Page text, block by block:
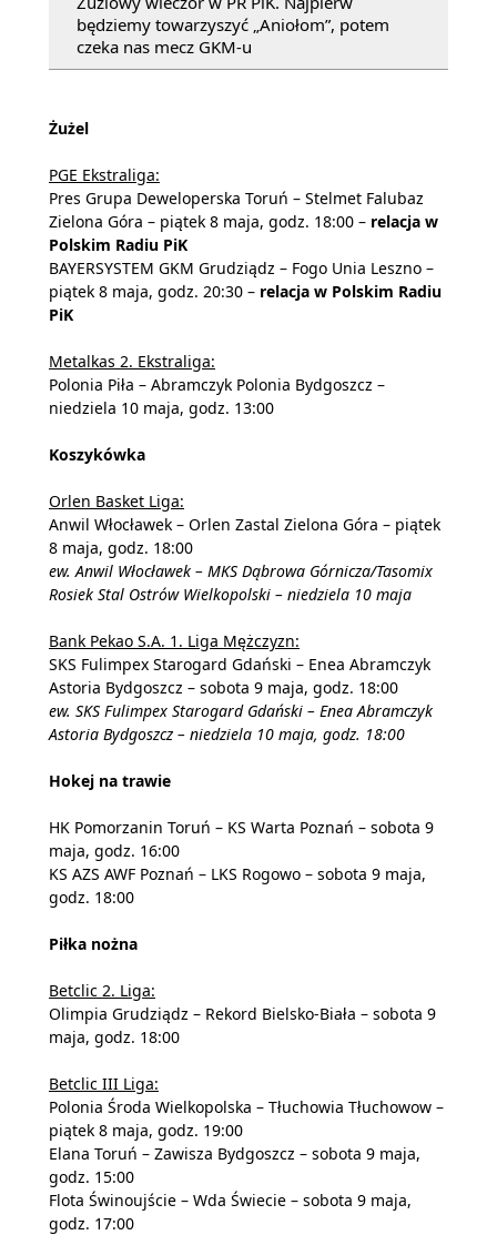
będziemy towarzyszyć „Aniołom”, potem
czeka nas mecz GKM-u
Żużel
PGE Ekstraliga:
Pres Grupa Deweloperska Toruń – Stelmet Falubaz
Zielona Góra – piątek 8 maja, godz. 18:00 – relacja w
Polskim Radiu PiK
BAYERSYSTEM GKM Grudziądz – Fogo Unia Leszno –
piątek 8 maja, godz. 20:30 – relacja w Polskim Radiu
PiK
Metalkas 2. Ekstraliga:
Polonia Piła – Abramczyk Polonia Bydgoszcz –
niedziela 10 maja, godz. 13:00
Koszykówka
Orlen Basket Liga:
Anwil Włocławek – Orlen Zastal Zielona Góra – piątek
8 maja, godz. 18:00
ew. Anwil Włocławek – MKS Dąbrowa Górnicza/Tasomix
Rosiek Stal Ostrów Wielkopolski – niedziela 10 maja
Bank Pekao S.A. 1. Liga Mężczyzn:
SKS Fulimpex Starogard Gdański – Enea Abramczyk
Astoria Bydgoszcz – sobota 9 maja, godz. 18:00
ew. SKS Fulimpex Starogard Gdański – Enea Abramczyk
Astoria Bydgoszcz – niedziela 10 maja, godz. 18:00
Hokej na trawie
HK Pomorzanin Toruń – KS Warta Poznań – sobota 9
maja, godz. 16:00
KS AZS AWF Poznań – LKS Rogowo – sobota 9 maja,
godz. 18:00
Piłka nożna
Betclic 2. Liga:
Olimpia Grudziądz – Rekord Bielsko-Biała – sobota 9
maja, godz. 18:00
Betclic III Liga:
Polonia Środa Wielkopolska – Tłuchowia Tłuchowow –
piątek 8 maja, godz. 19:00
Elana Toruń – Zawisza Bydgoszcz – sobota 9 maja,
godz. 15:00
Flota Świnoujście – Wda Świecie – sobota 9 maja,
godz. 17:00